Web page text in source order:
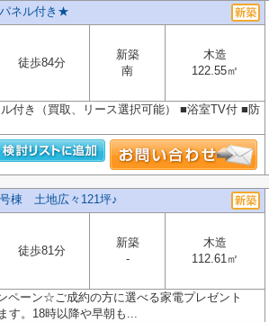
ネル付き★
徒歩84分
新築
南
木造
122.55㎡
付き（買取、リース選択可能） ■浴室TV付 ■防
棟 土地広々121坪♪
徒歩81分
新築
-
木造
112.61㎡
ーン☆ご成約の方に選べる家電プレゼント
。18時以降や早朝も...